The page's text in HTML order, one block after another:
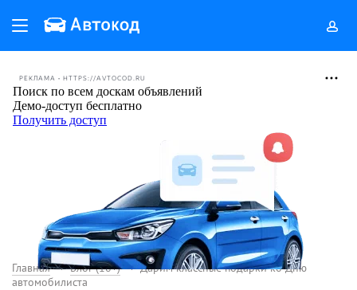
РЕКЛАМА • HTTPS://AVTOCOD.RU
Главная Блог (18+)
Дарим классные подарки ко Дню
автомобилиста